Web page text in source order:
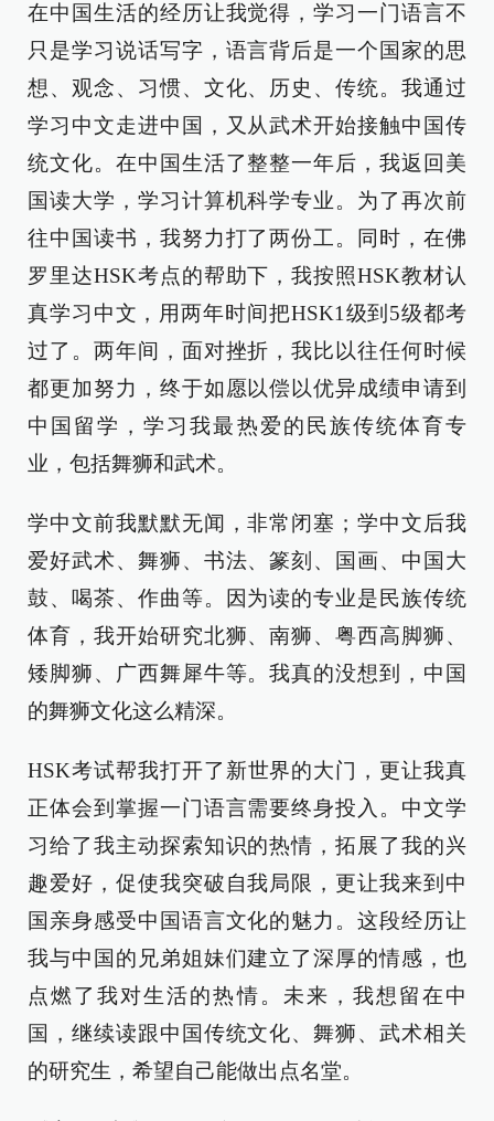
在中国生活的经历让我觉得，学习一门语言不
只是学习说话写字，语言背后是一个国家的思
想、观念、习惯、文化、历史、传统。我通过
学习中文走进中国，又从武术开始接触中国传
统文化。在中国生活了整整一年后，我返回美
国读大学，学习计算机科学专业。为了再次前
往中国读书，我努力打了两份工。同时，在佛
罗里达HSK考点的帮助下，我按照HSK教材认
真学习中文，用两年时间把HSK1级到5级都考
过了。两年间，面对挫折，我比以往任何时候
都更加努力，终于如愿以偿以优异成绩申请到
中国留学，学习我最热爱的民族传统体育专
业，包括舞狮和武术。
学中文前我默默无闻，非常闭塞；学中文后我
爱好武术、舞狮、书法、篆刻、国画、中国大
鼓、喝茶、作曲等。因为读的专业是民族传统
体育，我开始研究北狮、南狮、粤西高脚狮、
矮脚狮、广西舞犀牛等。我真的没想到，中国
的舞狮文化这么精深。
HSK考试帮我打开了新世界的大门，更让我真
正体会到掌握一门语言需要终身投入。中文学
习给了我主动探索知识的热情，拓展了我的兴
趣爱好，促使我突破自我局限，更让我来到中
国亲身感受中国语言文化的魅力。这段经历让
我与中国的兄弟姐妹们建立了深厚的情感，也
点燃了我对生活的热情。未来，我想留在中
国，继续读跟中国传统文化、舞狮、武术相关
的研究生，希望自己能做出点名堂。